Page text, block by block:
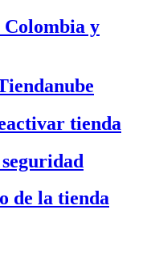
Colombia y
tienda
de la tienda